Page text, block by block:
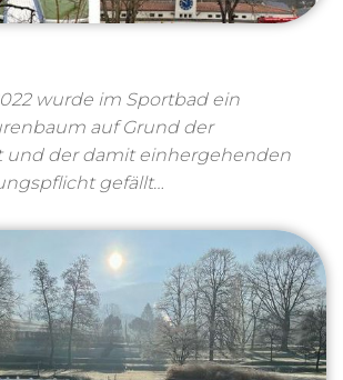
wurde im Sportbad ein
auf Grund der
und der damit einhergehenden
gefällt…